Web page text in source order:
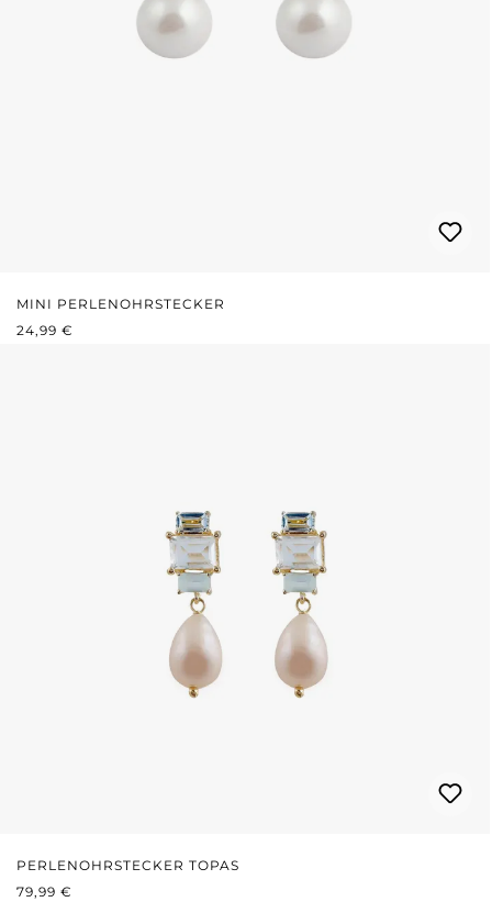
MINI PERLENOHRSTECKER
REGULÄRER PREIS:
24,99 €
PERLENOHRSTECKER TOPAS
REGULÄRER PREIS:
79,99 €